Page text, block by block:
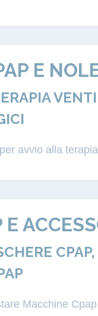
E
avvio alla
Macchine